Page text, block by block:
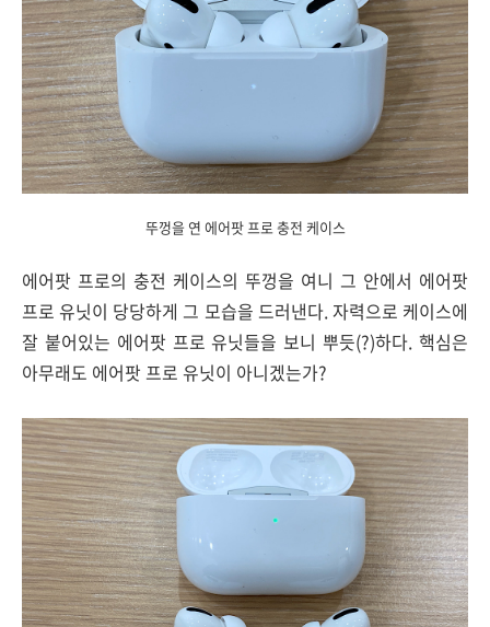
뚜껑을 연 에어팟 프로 충전 케이스
에어팟 프로의 충전 케이스의 뚜껑을 여니 그 안에서 에어팟
프로 유닛이 당당하게 그 모습을 드러낸다. 자력으로 케이스에
잘 붙어있는 에어팟 프로 유닛들을 보니 뿌듯(?)하다. 핵심은
아무래도 에어팟 프로 유닛이 아니겠는가?